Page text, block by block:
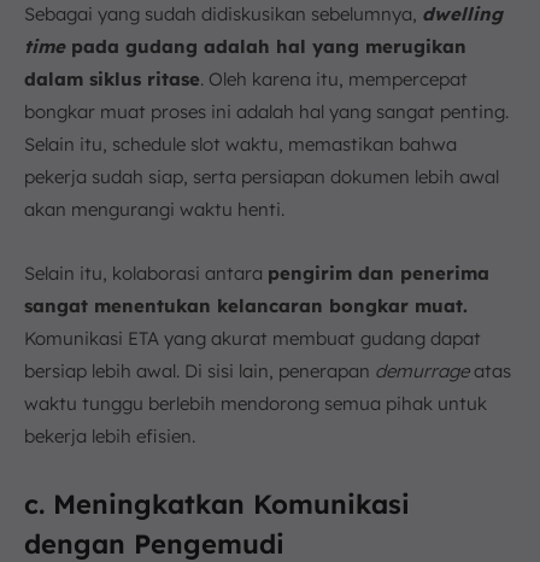
Sebagai yang sudah didiskusikan sebelumnya, dwelling
timepada gudang adalah hal yang merugikan
dalam siklus ritase. Oleh karena itu, mempercepat
bongkar muat proses ini adalah hal yang sangat penting.
Selain itu, schedule slot waktu, memastikan bahwa
pekerja sudah siap, serta persiapan dokumen lebih awal
akan mengurangi waktu henti.
Selain itu, kolaborasi antara pengirim dan penerima
sangat menentukan kelancaran bongkar muat.
Komunikasi ETA yang akurat membuat gudang dapat
bersiap lebih awal. Di sisi lain, penerapan demurrageatas
waktu tunggu berlebih mendorong semua pihak untuk
bekerja lebih efisien.
c. Meningkatkan Komunikasi
dengan Pengemudi